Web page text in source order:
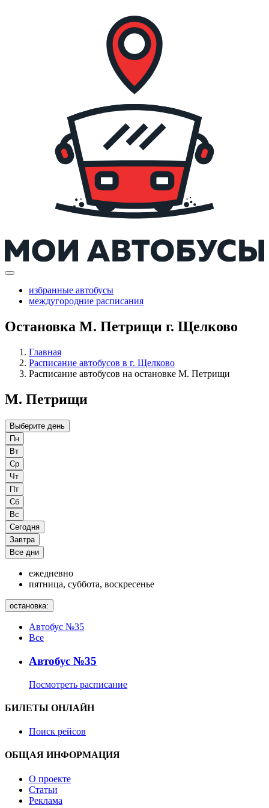
избранные автобусы
междугородние расписания
Остановка М. Петрищи г. Щелково
Главная
Расписание автобусов в г. Щелково
Расписание автобусов на остановке М. Петрищи
М. Петрищи
Выберите день
Пн
Вт
Ср
Чт
Пт
Сб
Вс
Сегодня
Завтра
Все дни
ежедневно
пятница, суббота, воскресенье
остановка:
Автобус №35
Все
Автобус №35
Посмотреть расписание
БИЛЕТЫ ОНЛАЙН
Поиск рейсов
ОБЩАЯ ИНФОРМАЦИЯ
О проекте
Статьи
Реклама